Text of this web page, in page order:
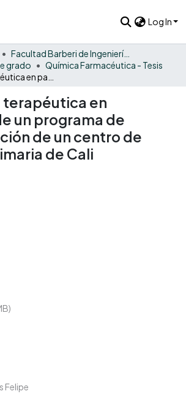
Log In
Facultad Barberi de Ingeniería, Diseño y Ciencias Aplicadas
grado
Química Farmacéutica - Tesis
en
un programa de
de un centro de
de Cali
Felipe